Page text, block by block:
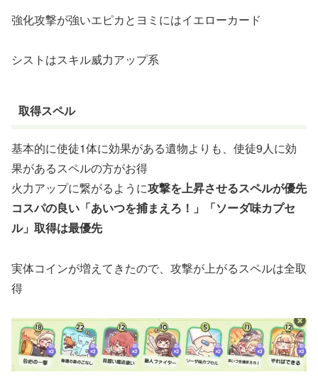
強化攻撃が強いエピカとヨミにはイエローカード
シストはスキル威力アップ系
取得スペル
基本的に使徒1体に効果がある遺物よりも、使徒9人に効
果があるスペルの方がお得
火力アップに繋がるように攻撃を上昇させるスペルが優先
コスパの良い「あいつを捕まえろ！」「ソーダ味カプセ
ル」取得は最優先
実体コインが増えてきたので、攻撃が上がるスペルは全取
得